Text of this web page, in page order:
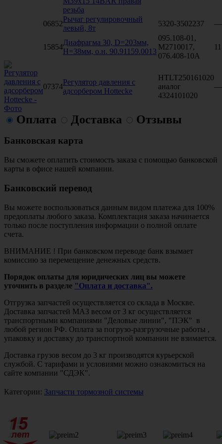
резьба
06852
Рычаг регулировочный
левый, 8т
5320-3502237 —
15854
Диафрагма 30, D=203мм,
H=38мм, о.н. 90.91159.0013
095.108-01,
M2710017,
076.408-10A
07374
Регулятор давления с
адсорбером Hottecke
HTLT250161020
аналог
4324101020
—
Оплата Доставка Отзывы
Банковская карта
Вы сможете оплатить стоимость заказа с помощью банковской
карты в офисе нашей компании.
Банковский перевод
Вы можете воспользоваться данным видом платежа для 100%
предоплаты любого заказа. Комплектация заказа начинается
только после поступления информации о полной оплате
счета.
ВНИМАНИЕ ! При банковском переводе банк взымает
комиссию за перемещение денежных средств.
Порядок оплаты для юридических лиц вы можете
уточнить в разделе "Оплата и доставка".
Отгрузка запчастей осуществляется со склада в Москве.
Доставка запчастей МАЗ весом от 3 кг осуществляется
транспортными компаниями "Деловые линии", "ПЭК" в
любой регион РФ. Оплата за погрузо-разгрузочные работы ,
упаковку и доставку до транспортной компании не взимается.
Доставка грузов весом до 3 кг производятся курьерской
службой. С тарифами и условиями можно ознакомиться на
сайте компании "СДЭК".
Категории: Запчасти тормозной системы